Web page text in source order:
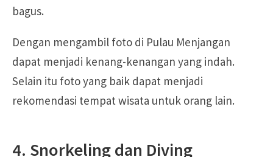
bagus.
Dengan mengambil foto di Pulau Menjangan
dapat menjadi kenang-kenangan yang indah.
Selain itu foto yang baik dapat menjadi
rekomendasi tempat wisata untuk orang lain.
4. Snorkeling dan Diving